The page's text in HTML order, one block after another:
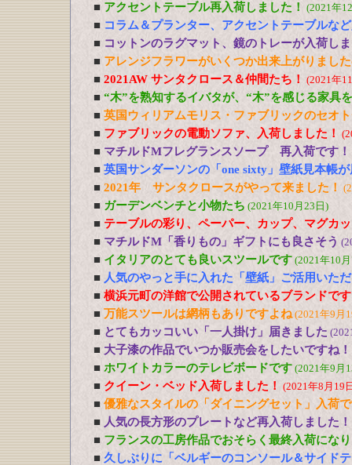
■ アクセントテーブル再入荷しました！ (2021年
■ コラム＆プランター、アクセントテーブルな
■ コットンのラグマット、鏡のトレーが入荷し
■ アレンジフラワーがいくつか出来上がりまし
■ 2021AW サンタクロース＆仲間たち！ (2021年
■ “木”を熟知するイバタが、“木”を感じる家具
■ 英国ウィリアムモリス・ファブリックのセオ
■ ファブリックの電動ソファ、入荷しました！
■ マチルドMフレグランスソープ 再入荷です！
■ 英国サンダーソンの「one sixty」壁紙見本帳
■ 2021年 サンタクロースがやって来ました！
■ ガーデンベンチと小物たち (2021年10月23日)
■ テーブルの彩り、ペーパー、カップ、マグカ
■ マチルドM「香りもの」ギフトにも良さそう
■ イタリアのとても良いスツールです (2021年10
■ 人気のやっと手に入れた「壁紙」ご活用いた
■ 横浜元町の洋館で公開されているブランドで
■ 万能スツールは網柄もありですよね(2021年9月
■ とてもカッコいい「一人掛け」届きました
■ 大子漆の作品でいつか販売会をしたいですね！
■ ホワイトカラーのテレビボードです (2021年9月
■ クイーン・ベッド入荷しました！ (2021年8月19
■ 優雅なスタイルの「ダイニングセット」入荷
■ 人気の長方形のプレートなど再入荷しました！
■ フランスの工房作品でおそらく最終入荷にな
■ 久しぶりに「ベルギーのコンソール＆サイド